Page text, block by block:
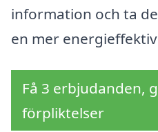
information och ta
en mer
Få 3 erbjudanden,
förpliktelser